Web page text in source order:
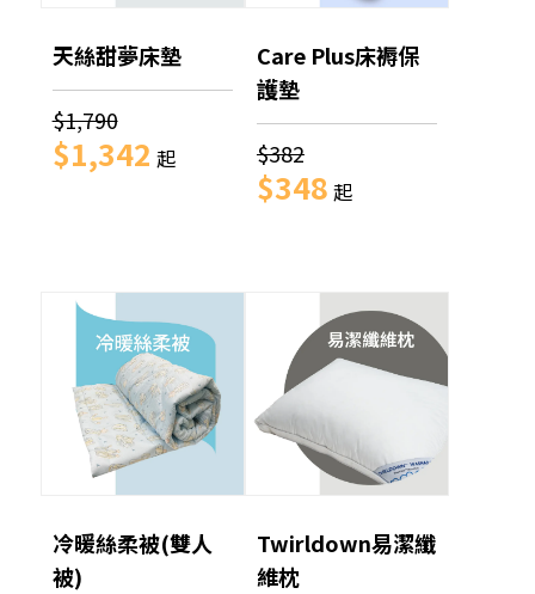
天絲甜夢床墊
$1,790
$1,342 起
Care Plus床褥保
護墊
$382
$348 起
冷暖絲柔被(雙人
被)
Twirldown易潔纖
維枕